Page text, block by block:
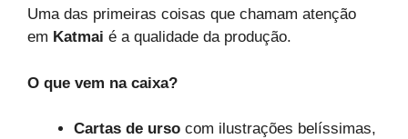
Uma das primeiras coisas que chamam atenção
em Katmai é a qualidade da produção.
O que vem na caixa?
Cartas de urso com ilustrações belíssimas,